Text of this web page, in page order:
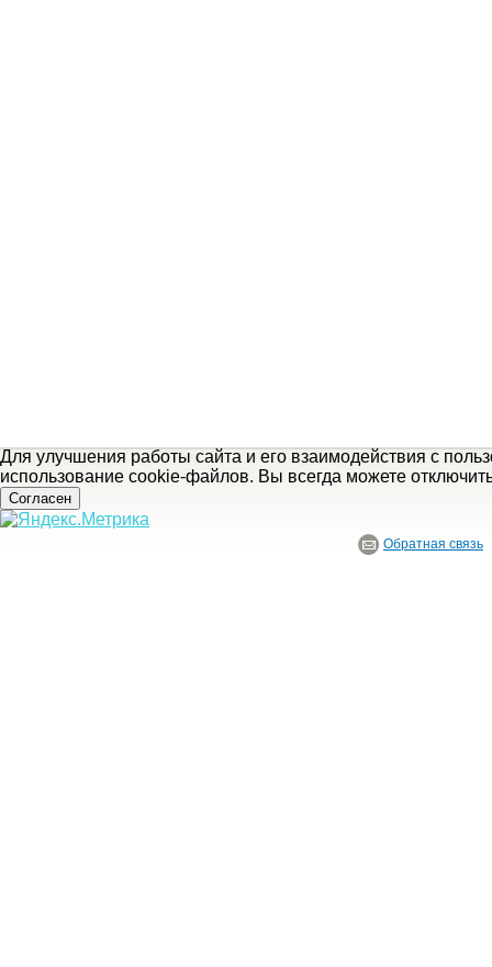
Для улучшения работы сайта и его взаимодействия с
использование cookie-файлов. Вы всегда можете
Согласен
Обратная связь